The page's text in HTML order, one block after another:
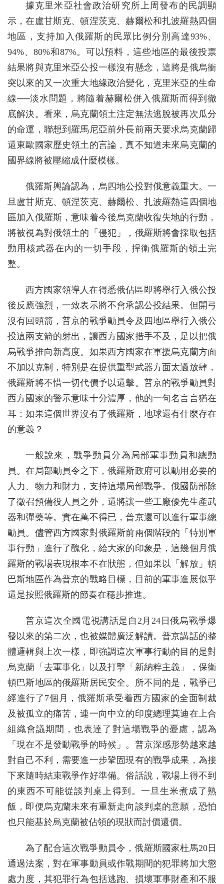
據克里米亞社會政治研究所上周發布的民調顯
示，在盧甘斯克、頓涅茨克、赫爾松和扎波羅熱四個
地區，支持加入俄羅斯的民眾比例分別高達93%、
94%、80%和87%。可以預料，這些地區的最後投票
結果將與克里米亞公投一樣沒有懸念，這將是俄烏衝
突以來的又一次重大地緣政治變化，克里米亞的生命
線──淡水問題，將隨着赫爾松併入俄羅斯而得到徹
底解決。看來，烏克蘭領土注定無法逃脫被再次瓜分
的命運，聯想到羅馬尼亞前外長前兩天要求烏克蘭歸
還東歐國家歷史領土的言論，真不知道未來烏克蘭的
國界線將被壓縮成什麼模樣。
俄羅斯輿論認為，烏四地公投對俄意義重大。一
旦盧甘斯克、頓涅茨克、赫爾松、扎波羅熱這四個地
區加入俄羅斯，意味着今後烏克蘭收復失地的行動，
將被視為對俄領土的「侵犯」，俄羅斯將會採取包括
動用核武器在內的一切手段，捍衛俄羅斯的領土完
整。
西方國家領導人在得悉俄佔區即將舉行入俄公投
後反應強烈，一致表示將不會承認公投結果。但開弓
沒有回頭箭，普京的戰爭動員令及四地區舉行入俄公
投這兩支箭的射出，讓西方國家措手不及，足以把俄
烏戰爭推向新高度。如果西方國家在軍援烏克蘭方面
不加以克制，特別是在提供重型武器方面太過放肆，
俄羅斯將不惜一切代價予以還擊。普京的戰爭動員對
西方國家的警示意味十分濃厚，他的一句名言言猶在
耳：如果這個世界沒有了俄羅斯，地球還有什麼存在
的意義？
一般說來，戰爭動員分為局部軍事動員和總動
員。在局部動員令之下，俄羅斯政府可以動用必要的
人力、物力和財力，支持這場局部戰爭。俄國防部除
了徵召預備役人員之外，還將讓一些工廠優先生產武
器和彈藥等。實在萬不得已，普京還可以進行軍事總
動員。儘管西方國家對俄羅斯前兩個階段的「特別軍
事行動」進行了醜化，給大家的印象是，這幾個月俄
羅斯的戰場表現根本不在狀態，但如果以「解放」頓
巴斯地區作為普京的戰略目標，目前的軍事進展似乎
還是按照俄羅斯的節奏在穩步推進。
普京這次全國電視講話是自2月24日俄烏戰爭爆
發以來的第二次，也被媒體廣泛解讀。普京講話的整
體邏輯與上次一樣，即強調這次軍事行動的目的是對
烏克蘭「去軍事化」以及打擊「新納粹主義」，保衛
頓巴斯地區的俄羅斯居民安全。所不同的是，戰爭已
經進行了7個月，俄羅斯承受着西方國家的全面制裁
及被孤立的痛苦，連一向中立的印度總理莫迪在上合
組織會議期間，也表達了對這場戰爭的憂慮，認為
「現在不是發動戰爭的時候」。普京深感形勢越來越
對自己不利，需要進一步鞏固現有的戰爭成果，為接
下來隨時結束戰爭作好準備。俗話說，戰場上得不到
的東西不可能從談判桌上得到。一旦生米煮成了熟
飯，即便烏克蘭未來有重新走向談判桌的意願，恐怕
也只能基於烏克蘭被佔領的現狀而討價還價。
為了配合這次戰爭動員令，俄羅斯國家杜馬20日
通過法案，對在軍事動員或作戰期間的犯罪將加大懲
處力度，其犯罪行為包括逃跑、損壞軍事財產和不服